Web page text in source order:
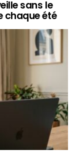
sans le
chaque été